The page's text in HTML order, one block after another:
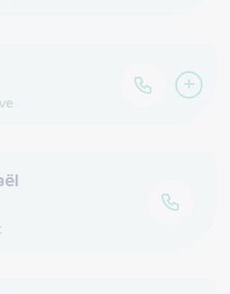
+